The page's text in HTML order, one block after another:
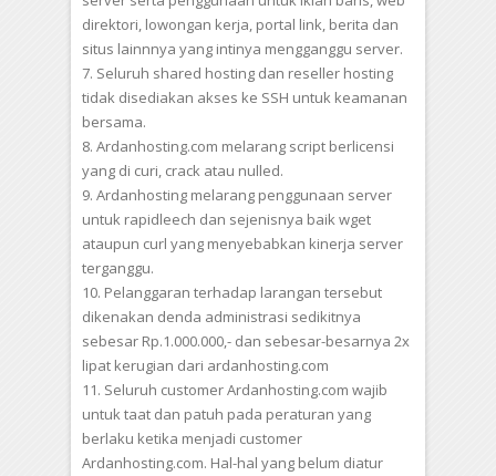
direktori, lowongan kerja, portal link, berita dan
situs lainnnya yang intinya mengganggu server.
7. Seluruh shared hosting dan reseller hosting
tidak disediakan akses ke SSH untuk keamanan
bersama.
8. Ardanhosting.com melarang script berlicensi
yang di curi, crack atau nulled.
9. Ardanhosting melarang penggunaan server
untuk rapidleech dan sejenisnya baik wget
ataupun curl yang menyebabkan kinerja server
terganggu.
10. Pelanggaran terhadap larangan tersebut
dikenakan denda administrasi sedikitnya
sebesar Rp.1.000.000,- dan sebesar-besarnya 2x
lipat kerugian dari ardanhosting.com
11. Seluruh customer Ardanhosting.com wajib
untuk taat dan patuh pada peraturan yang
berlaku ketika menjadi customer
Ardanhosting.com. Hal-hal yang belum diatur